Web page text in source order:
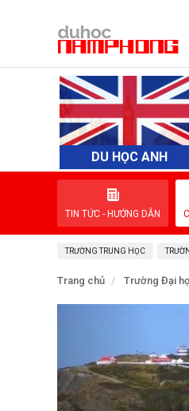
DU HỌC ANH
TIN TỨC - HƯỚNG DẪN
TRƯỜNG TRUNG HỌC
Trang chủ Trường Đại
TRANG CHỦ
QUỐC GIA
EVENTS